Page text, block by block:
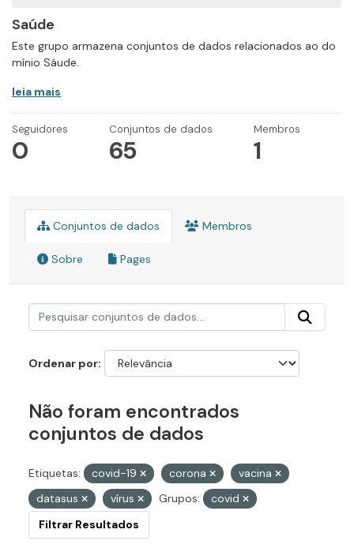
Saúde
Este grupo armazena conjuntos de dados relacionados ao do
mínio Sáude.
leia mais
Seguidores
0
Conjuntos de dados
65
Membros
1
Conjuntos de dados Membros
Sobre Pages
Ordenar por
Não foram encontrados
conjuntos de dados
Etiquetas: covid-19 corona
vacina
datasus
vírus Grupos:
covid
Filtrar Resultados